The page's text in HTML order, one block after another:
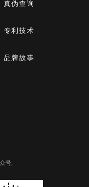
真伪查询
专利技术
品牌故事
号,